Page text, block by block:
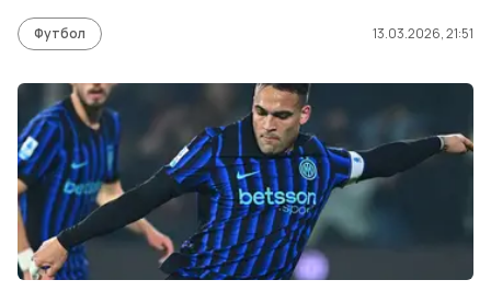
Футбол 13.03.2026, 21:51